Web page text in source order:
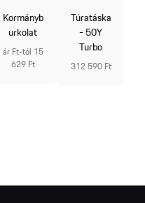
Kormányb
urkolat
ár Ft-tól 15
629 Ft
Túratáska
- 50Y
Turbo
312 590 Ft